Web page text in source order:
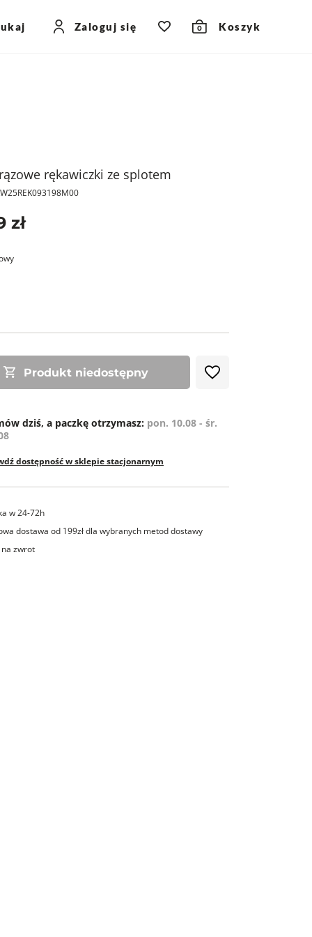
Zaloguj się 0 Koszyk
rękawiczki ze splotem
zł
Produkt niedostępny
dziś, a paczkę otrzymasz: pon. 10.08 - śr.
dostępność w sklepie stacjonarnym
w 24-72h
dostawa od 199zł dla wybranych metod dostawy
zwrot